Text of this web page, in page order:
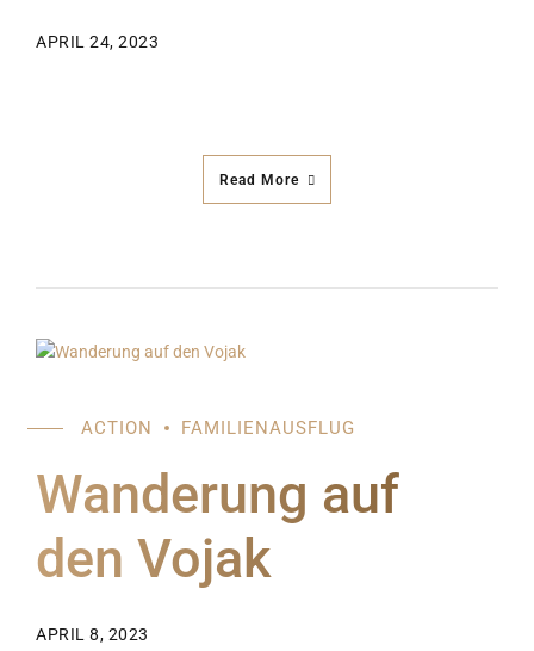
APRIL 24, 2023
Read More
ACTION FAMILIENAUSFLUG
Wanderung auf
den Vojak
APRIL 8, 2023